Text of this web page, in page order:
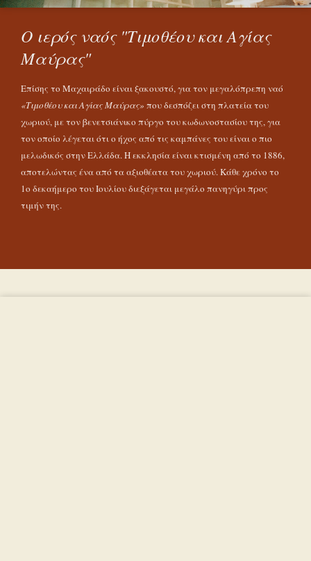
Ο ιερός ναός "Τιμοθέου και Αγίας
Μαύρας"
Επίσης το Μαχαιράδο είναι ξακουστό, για τον μεγαλόπρεπη ναό
«Τιμοθέου και Αγίας Μαύρας» που δεσπόζει στη πλατεία του
χωριού, με τον βενετσιάνικο πύργο του κωδωνοστασίου της, για
τον οποίο λέγεται ότι ο ήχος από τις καμπάνες του είναι ο πιο
μελωδικός στην Ελλάδα. Η εκκλησία είναι κτισμένη από το 1886,
αποτελώντας ένα από τα αξιοθέατα του χωριού. Κάθε χρόνο το
1ο δεκαήμερο του Ιουλίου διεξάγεται μεγάλο πανηγύρι προς
τιμήν της.